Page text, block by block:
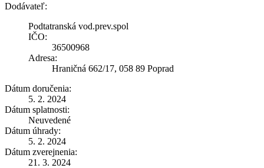
Dodávateľ:
Podtatranská vod.prev.spol
IČO:
36500968
Adresa:
Hraničná 662/17, 058 89 Poprad
Dátum doručenia:
5. 2. 2024
Dátum splatnosti:
Neuvedené
Dátum úhrady:
5. 2. 2024
Dátum zverejnenia:
21. 3. 2024